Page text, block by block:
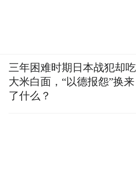
三年困难时期日本战犯却吃
大米白面，“以德报怨”换来
了什么？